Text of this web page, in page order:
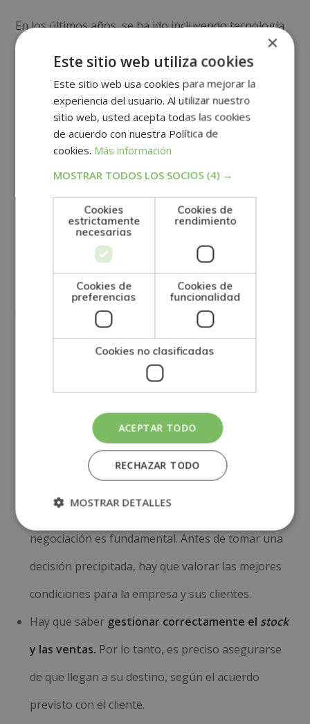
En los últimos años, se ha ido incluyendo tecnología
más eficiente, como un
para
reducir el margen de error. Estos programas
informáticos permiten realizar las tareas
automáticamente para agilizar la gestión y favorecer
este trabajo.
Las etapas del
aprovisionamiento en
el ámbito logístico
Tal como hemos indicado, el aprovisionamiento
necesita de una buena organización y planificación. A
continuación, enumeramos algunos de los aspectos
más importantes en este proceso:
En primer lugar, hay que identificar
listado con todo lo que se necesita es de gran
ayuda para empezar a cubrirlas.
Posteriormente, hay queelegir el proveedor
proveedores para trabajar. La habilidad de la
negociación es fundamental. Antes de tomar una
decisión precipitada, hay que valorar las mejores
condiciones para la empresa y sus clientes.
Hay que saber gestionar correctamente el stock
y las ventas. Por lo tanto, es preciso asegurarse
de que llegan a su destino, según el acuerdo
previsto con el cliente.
×
Este sitio web utiliza cookies
Este sitio web usa cookies para mejorar la
experiencia del usuario. Al utilizar nuestro
sitio web, usted acepta todas las cookies
de acuerdo con nuestra Política de
cookies. Más información
MOSTRAR TODOS LOS SOCIOS (4) →
Cookies
estrictamente
necesarias
Cookies de
rendimiento
Cookies de
preferencias
Cookies de
funcionalidad
Cookies no clasificadas
ACEPTAR TODO
RECHAZAR TODO
MOSTRAR DETALLES